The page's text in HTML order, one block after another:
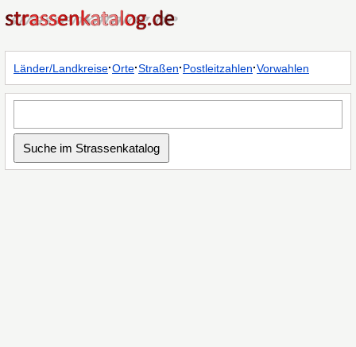
Länder/Landkreise·Orte·Straßen·Postleitzahlen·Vorwahlen